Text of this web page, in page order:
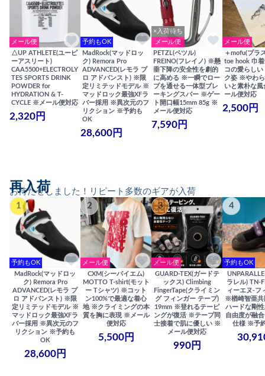
メール便
△UP ATHLETE(ユーピ
ーアスリート)
CAA5500+ELECTROLY
TES SPORTS DRINK
POWDER for
HYDRATION & T-
CYCLE ※メール便対応
2,320円
予約もOK
MadRock(マッドロッ
ク) Remora Pro
ADVANCED(レモラ プ
ロ アドバンスト) ※限
定リミテッドモデル ※
マッドロック最強XFラ
バー採用 ※異次元のフ
リクション ※予約も
OK
28,600円
×入荷待ち
メール便
PETZL(ペツル)
FREINO(フレイノ) ※懸
垂下降の安全性を劇的
に高める ※一瞬でロー
プを通せる一体型ブレ
ーキングスパー ※ゲー
ト開口幅15mm 85g ※
メール便対応
7,590円
メール便
＋mofu(プラ
toe hook 巾
コの愛らしい
ク姿 ※やわ
いと素朴な
ール便対応
2,500円
お待たせしました！リピート多数のギアが入荷
再入荷
1
予約もOK
MadRock(マッドロッ
ク) Remora Pro
ADVANCED(レモラ プ
ロ アドバンスト) ※限
定リミテッドモデル ※
マッドロック最強XFラ
バー採用 ※異次元のフ
リクション ※予約も
OK
28,600円
2
メール便
CXM(シーバイエム)
MOTTO T-shirt(モット
ー Tシャツ) ※コット
ン100%で最適な着心
地 ※クライミングの本
質を胸に表現 ※メール
便対応
5,500円
3
メール便
GUARD-TEX(ガードテ
ックス) Climbing
FingerTape(クライミン
グ フィンガー テープ)
19mm ※登れるテーピ
ングが復活 ※テープ同
士接着で肌に優しい ※
メール便対応
990円
4
予約もOK
ラレル) TN-
ィーエヌ-フ
※楢崎智亜
ハードな剛
自由度が融
仕様 ※予